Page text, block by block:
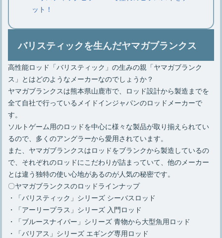
法、3つのコツや注意点
ロースタイルキャンプのレイアウトと
ット！
バリスティックを生んだヤマガブランクス
高性能ロッド「バリスティック」の生みの親「ヤマガブランク
ス」とはどのようなメーカーなのでしょうか？
ヤマガブランクスは熊本県山鹿市で、ロッド設計から製造までを
全て自社で行っているメイドインジャパンのロッドメーカーで
す。
ソルトゲーム用のロッドを中心に様々な製品が取り揃えられてい
るので、多くのアングラーから愛用されています。
また、ヤマガブランクスはロッドをブランクから製造しているの
で、それぞれのロッドにこだわりが詰まっていて、他のメーカー
とは違う独特の使い心地があるのが人気の秘密です。
〇ヤマガブランクスのロッドラインナップ
・「バリスティック」シリーズ シーバスロッド
・「アーリープラス」シリーズ 入門ロッド
・「ブルースナイパー」シリーズ 青物から大型魚用ロッド
・「バリアス」シリーズ エギング専用ロッド